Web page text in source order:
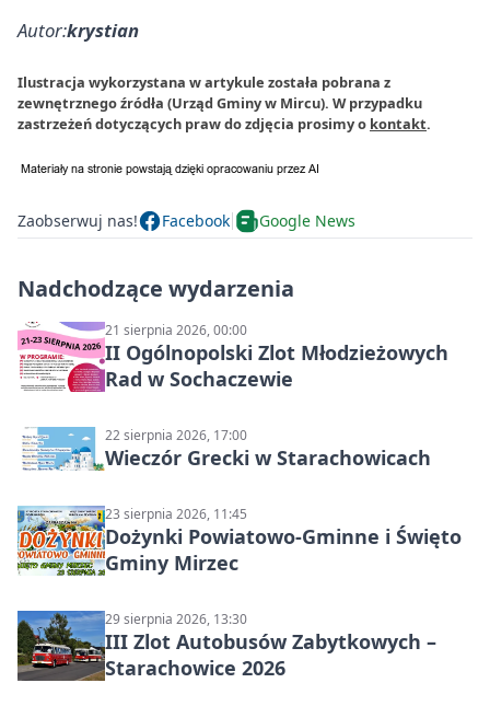
Autor:krystian
Ilustracja wykorzystana w artykule została pobrana z
zewnętrznego źródła (Urząd Gminy w Mircu). W przypadku
zastrzeżeń dotyczących praw do zdjęcia prosimy o kontakt.
Zaobserwuj nas! Facebook Google News
Nadchodzące wydarzenia
21 sierpnia 2026, 00:00
II Ogólnopolski Zlot Młodzieżowych
Rad w Sochaczewie
22 sierpnia 2026, 17:00
Wieczór Grecki w Starachowicach
23 sierpnia 2026, 11:45
Dożynki Powiatowo-Gminne i Święto
Gminy Mirzec
29 sierpnia 2026, 13:30
III Zlot Autobusów Zabytkowych –
Starachowice 2026